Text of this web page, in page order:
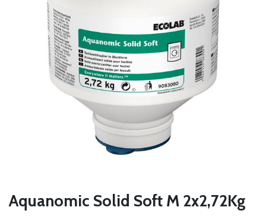
Aquanomic Solid Soft M 2x2,72Kg